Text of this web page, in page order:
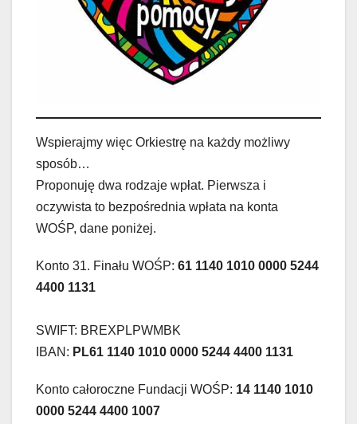
Wspierajmy więc Orkiestrę na każdy możliwy
sposób…
Proponuję dwa rodzaje wpłat. Pierwsza i
oczywista to bezpośrednia wpłata na konta
WOŚP, dane poniżej.
Konto 31. Finału WOŚP: 61 1140 1010 0000 5244
4400 1131
SWIFT: BREXPLPWMBK
IBAN: PL61 1140 1010 0000 5244 4400 1131
Konto całoroczne Fundacji WOŚP: 14 1140 1010
0000 5244 4400 1007